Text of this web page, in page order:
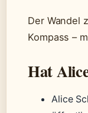
Der Wandel
Kompass –
Hat
Alice